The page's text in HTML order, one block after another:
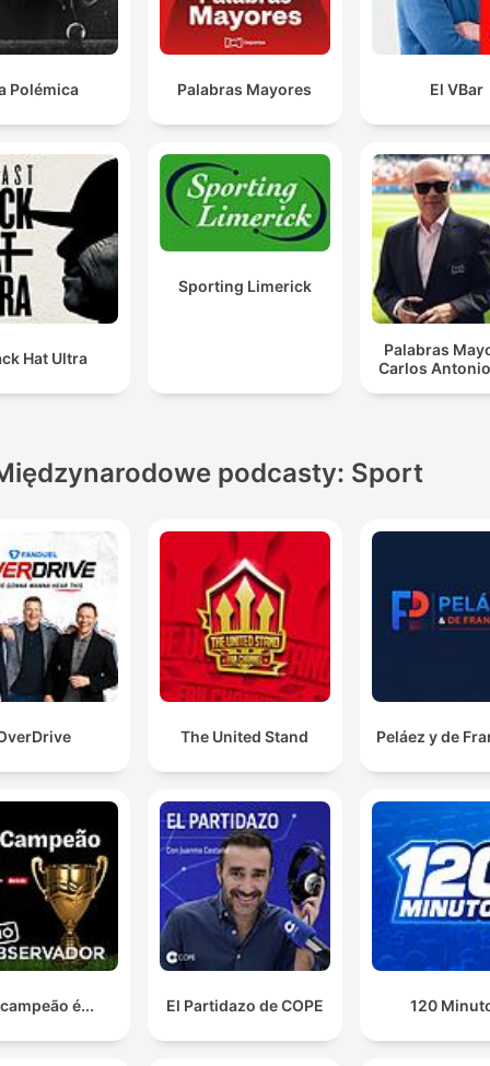
Polémica Palabras Mayores El VBar
Hat Ultra
Sporting Limerick
Palabras
Carlos
podcasty: Sport
The United Stand Peláez y de
é... El Partidazo de COPE 120